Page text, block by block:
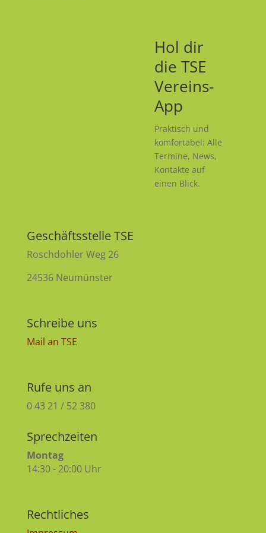
Hol dir
die TSE
Vereins-
App
Praktisch und
komfortabel: Alle
Termine, News,
Kontakte auf
einen Blick.
Geschäftsstelle TSE
Roschdohler Weg 26
24536 Neumünster
Schreibe uns
Mail an TSE
Rufe uns an
0 43 21 / 52 380
Sprechzeiten
Montag
14:30 - 20:00 Uhr
Rechtliches